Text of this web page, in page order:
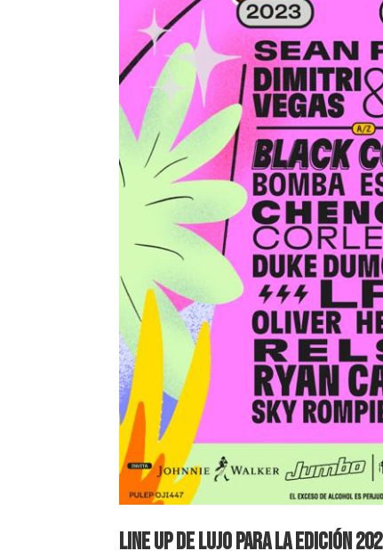
Line up de lujo para la edición